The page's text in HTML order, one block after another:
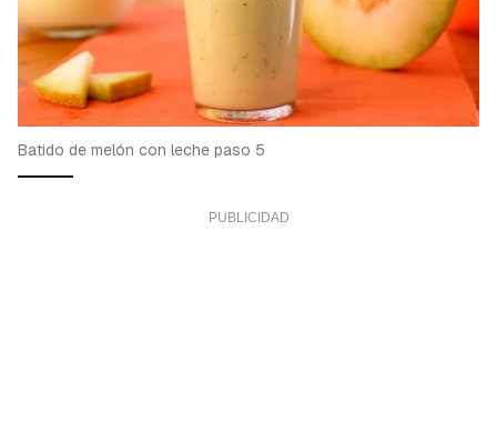
Batido de melón con leche paso 5